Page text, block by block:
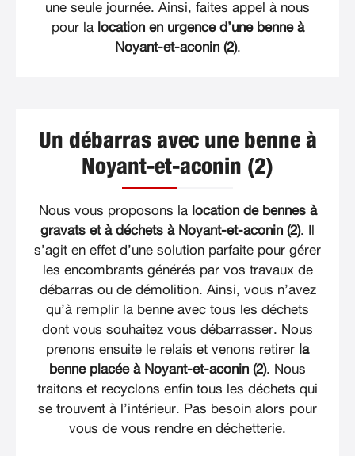
une seule journée. Ainsi, faites appel à nous
pour la location en urgence d’une benne à
Noyant-et-aconin (2).
Un débarras avec une benne à
Noyant-et-aconin (2)
Nous vous proposons la location de bennes à
gravats et à déchets à Noyant-et-aconin (2). Il
s’agit en effet d’une solution parfaite pour gérer
les encombrants générés par vos travaux de
débarras ou de démolition. Ainsi, vous n’avez
qu’à remplir la benne avec tous les déchets
dont vous souhaitez vous débarrasser. Nous
prenons ensuite le relais et venons retirer la
benne placée à Noyant-et-aconin (2). Nous
traitons et recyclons enfin tous les déchets qui
se trouvent à l’intérieur. Pas besoin alors pour
vous de vous rendre en déchetterie.